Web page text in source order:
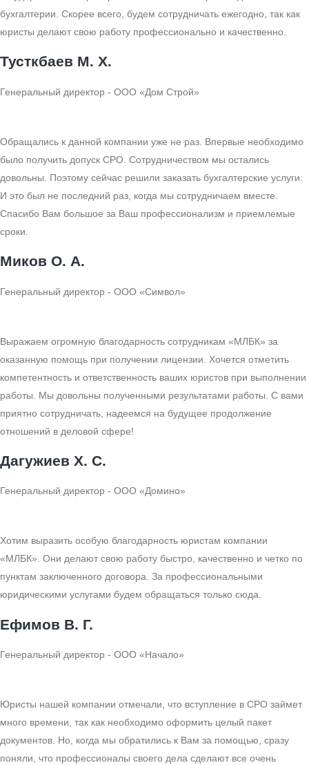
бухгалтерии. Скорее всего, будем сотрудничать ежегодно, так как
юристы делают свою работу профессионально и качественно.
Тусткбаев М. Х.
Генеральный директор - ООО «Дом Строй»
Обращались к данной компании уже не раз. Впервые необходимо
было получить допуск СРО. Сотрудничеством мы остались
довольны. Поэтому сейчас решили заказать бухгалтерские услуги.
И это был не последний раз, когда мы сотрудничаем вместе.
Спасибо Вам большое за Ваш профессионализм и приемлемые
сроки.
Миков О. А.
Генеральный директор - ООО «Символ»
Выражаем огромную благодарность сотрудникам «МЛБК» за
оказанную помощь при получении лицензии. Хочется отметить
компетентность и ответственность ваших юристов при выполнении
работы. Мы довольны полученными результатами работы. С вами
приятно сотрудничать, надеемся на будущее продолжение
отношений в деловой сфере!
Дагужиев Х. С.
Генеральный директор - ООО «Домино»
Хотим выразить особую благодарность юристам компании
«МЛБК». Они делают свою работу быстро, качественно и четко по
пунктам заключенного договора. За профессиональными
юридическими услугами будем обращаться только сюда.
Ефимов В. Г.
Генеральный директор - ООО «Начало»
Юристы нашей компании отмечали, что вступление в СРО займет
много времени, так как необходимо оформить целый пакет
документов. Но, когда мы обратились к Вам за помощью, сразу
поняли, что профессионалы своего дела сделают все очень